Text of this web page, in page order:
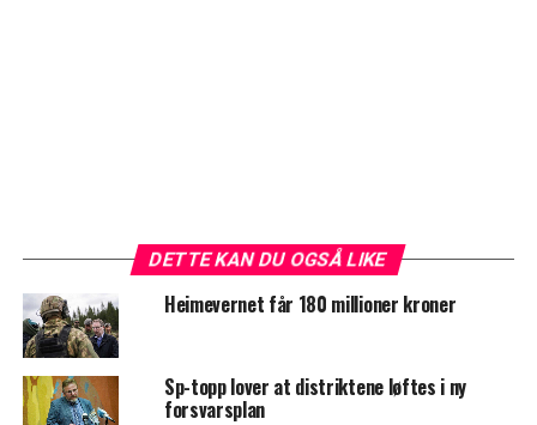
DETTE KAN DU OGSÅ LIKE
Heimevernet får 180 millioner kroner
Sp-topp lover at distriktene løftes i ny
forsvarsplan